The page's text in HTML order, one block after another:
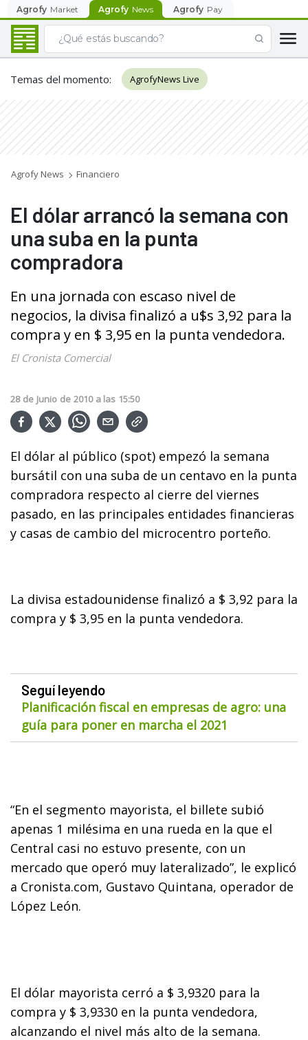
Agrofy Market Agrofy News Agrofy Pay
Temas del momento: AgrofyNews Live
Agrofy News Financiero
El dólar arrancó la semana con
una suba en la punta
compradora
En una jornada con escaso nivel de
negocios, la divisa finalizó a u$s 3,92 para la
compra y en $ 3,95 en la punta vendedora.
El Cronista Comercial
28 de Junio de 2010 a las 15:50
El dólar al público (spot) empezó la semana
bursátil con una suba de un centavo en la punta
compradora respecto al cierre del viernes
pasado, en las principales entidades financieras
y casas de cambio del microcentro porteño.
La divisa estadounidense finalizó a $ 3,92 para la
compra y $ 3,95 en la punta vendedora.
Seguí leyendo
Planificación fiscal en empresas de agro: una
guía para poner en marcha el 2021
“En el segmento mayorista, el billete subió
apenas 1 milésima en una rueda en la que el
Central casi no estuvo presente, con un
mercado que operó muy lateralizado”, le explicó
a Cronista.com, Gustavo Quintana, operador de
López León.
El dólar mayorista cerró a $ 3,9320 para la
compra y $ 3,9330 en la punta vendedora,
alcanzando el nivel más alto de la semana.